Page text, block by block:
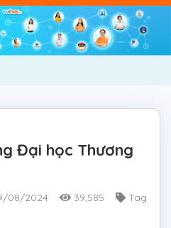
Đại học Thương
08/2024 39,585
Tag